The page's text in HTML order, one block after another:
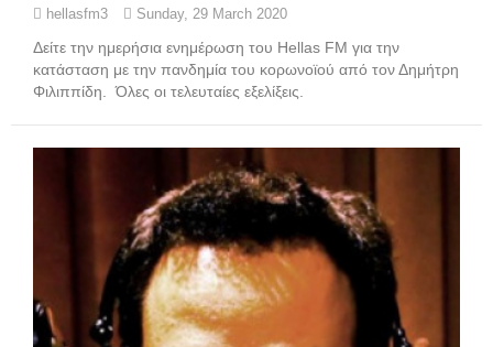
hellasfm3 Sunday, 29 March 2020
Δείτε την ημερήσια ενημέρωση του Hellas FM για την
κατάσταση με την πανδημία του κορωνοϊού από τον Δημήτρη
Φιλιππίδη. Όλες οι τελευταίες εξελίξεις.